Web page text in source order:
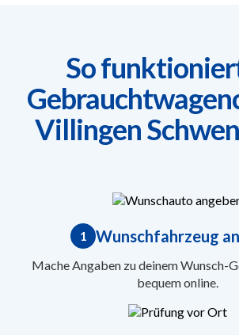
So
Villingen
1 Wunschfahrzeug
Mache Angaben zu deinem Wunsch-
bequem online.